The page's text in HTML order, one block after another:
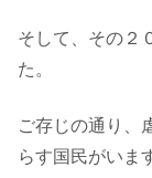
そして、その２
た。
ご存じの通り、
らす国民がいま